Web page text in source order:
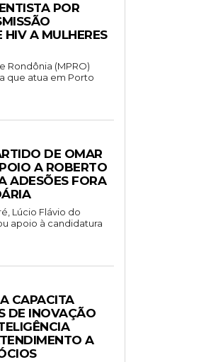
POR
HIV A MULHERES
Rondônia (MPRO)
que atua em Porto
DE OMAR
A ROBERTO
ADESÕES FORA
Lúcio Flávio do
apoio à candidatura
CAPACITA
DE INOVAÇÃO
A